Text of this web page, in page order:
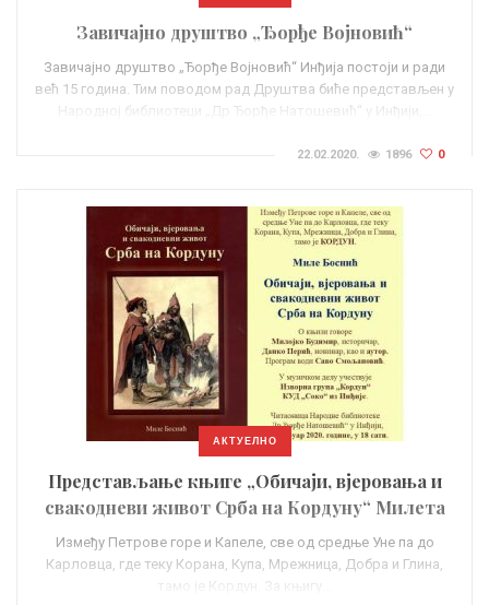
Завичајно друштво „Ђорђе Војновић“
Завичајно друштво „Ђорђе Војновић“ Инђија постоји и ради
већ 15 година. Тим поводом рад Друштва биће представљен у
Народној библиотеци „Др Ђорђе Натошевић“ у Инђији,…
22.02.2020. 1896 0
АКТУЕЛНО
Представљање књиге „Обичаји, вјеровања и
свакодневи живот Срба на Кордуну“ Милета
Боснића
Између Петрове горе и Капеле, све од средње Уне па до
Карловца, где теку Корана, Купа, Мрежница, Добра и Глина,
тамо је Кордун. За књигу…